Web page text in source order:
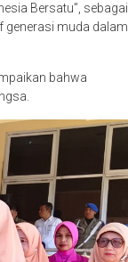
Bersatu”, sebagai
generasi muda dalam
bahwa